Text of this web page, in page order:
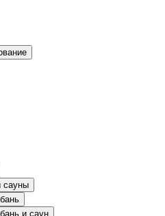
сауны
и саун